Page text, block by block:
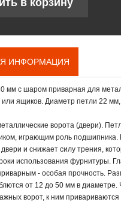
ИНФОРМАЦИЯ
мм с шаром приварная для
или ящиков. Диаметр петли 22
ворота (двери).
играющим роль подшипника.
и снижает силу трения,
использования фурнитуры.
- особая прочность.
от 12 до 50 мм в диаметре.
ворот, к ним привариваются